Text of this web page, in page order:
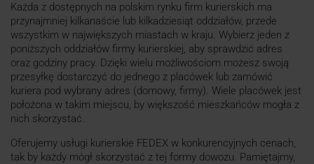
Każda z dostępnych na polskim rynku firm kurierskich ma
przynajmniej kilkanaście lub kilkadziesiąt oddziałów, przede
wszystkim w największych miastach w kraju. Wybierz jeden z
poniższych oddziałów firmy kurierskiej, aby sprawdzić adres
oraz godziny pracy. Dzięki wielu możliwościom możesz swoją
przesyłkę dostarczyć do jednego z placówek lub zamówić
kuriera pod wybrany adres (domowy, firmy). Wiele placówek jest
położona w takim miejscu, by większość mieszkańców mogła z
nich skorzystać.
Oferujemy usługi kurierskie FEDEX w konkurencyjnych cenach,
tak by każdy mógł skorzystać z tej formy dowozu. Pamiętajmy,